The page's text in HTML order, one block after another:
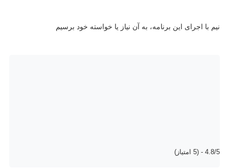
نیم با اجرای این برنامه، به آن نیاز یا خواسته خود برسیم
4.8/5 - (5 امتیاز)